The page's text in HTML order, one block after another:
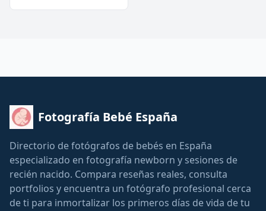
Fotografía Bebé España
Directorio de fotógrafos de bebés en España
especializado en fotografía newborn y sesiones de
recién nacido. Compara reseñas reales, consulta
portfolios y encuentra un fotógrafo profesional cerca
de ti para inmortalizar los primeros días de vida de tu